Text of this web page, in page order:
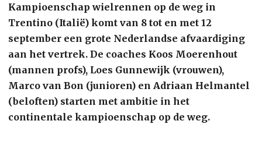
Kampioenschap wielrennen op de weg in
Trentino (Italië) komt van 8 tot en met 12
september een grote Nederlandse afvaardiging
aan het vertrek. De coaches Koos Moerenhout
(mannen profs), Loes Gunnewijk (vrouwen),
Marco van Bon (junioren) en Adriaan Helmantel
(beloften) starten met ambitie in het
continentale kampioenschap op de weg.